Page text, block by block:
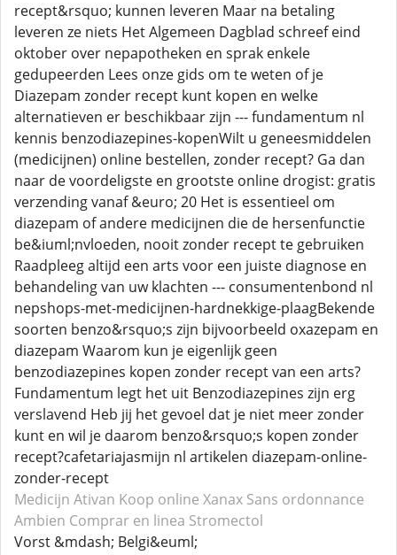
recept&rsquo; kunnen leveren Maar na betaling
leveren ze niets Het Algemeen Dagblad schreef eind
oktober over nepapotheken en sprak enkele
gedupeerden Lees onze gids om te weten of je
Diazepam zonder recept kunt kopen en welke
alternatieven er beschikbaar zijn --- fundamentum nl
kennis benzodiazepines-kopenWilt u geneesmiddelen
(medicijnen) online bestellen, zonder recept? Ga dan
naar de voordeligste en grootste online drogist: gratis
verzending vanaf &euro; 20 Het is essentieel om
diazepam of andere medicijnen die de hersenfunctie
be&iuml;nvloeden, nooit zonder recept te gebruiken
Raadpleeg altijd een arts voor een juiste diagnose en
behandeling van uw klachten --- consumentenbond nl
nepshops-met-medicijnen-hardnekkige-plaagBekende
soorten benzo&rsquo;s zijn bijvoorbeeld oxazepam en
diazepam Waarom kun je eigenlijk geen
benzodiazepines kopen zonder recept van een arts?
Fundamentum legt het uit Benzodiazepines zijn erg
verslavend Heb jij het gevoel dat je niet meer zonder
kunt en wil je daarom benzo&rsquo;s kopen zonder
recept?cafetariajasmijn nl artikelen diazepam-online-
zonder-recept
Medicijn Ativan Koop online Xanax Sans ordonnance
Ambien Comprar en linea Stromectol
Vorst &mdash; Belgi&euml;